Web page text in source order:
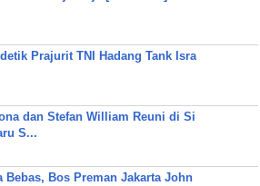
Prajurit TNI Hadang Tank Isra
dan Stefan William Reuni di Si
S...
Bebas, Bos Preman Jakarta John